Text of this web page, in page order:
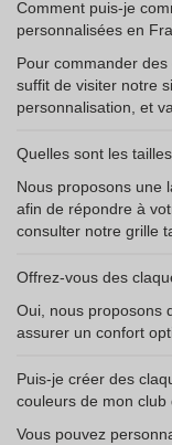
Comment puis-je
personnalisées en
Pour commander
suffit de visiter notre
personnalisation, et
Quelles sont les
Nous proposons une
afin de répondre à
consulter notre grille
Offrez-vous des
Oui, nous proposons
assurer un confort
Puis-je créer des
couleurs de mon club
Vous pouvez